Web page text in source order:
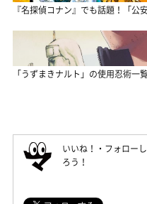
『名探偵コナン』でも話題！「公
「うずまきナルト」の使用忍術一
いいね！・フォロー
ろう！